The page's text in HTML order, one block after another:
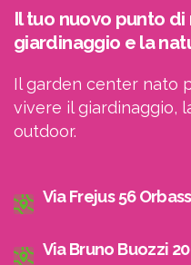
Il tuo nuovo punto
giardinaggio e la
Il garden center nato
vivere il giardinaggio,
outdoor.
Via Frejus 56
Via Bruno Buozzi